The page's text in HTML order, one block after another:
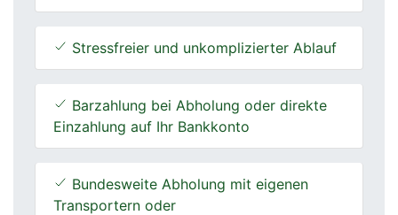
Stressfreier und unkomplizierter Ablauf
Barzahlung bei Abholung oder direkte
Einzahlung auf Ihr Bankkonto
Bundesweite Abholung mit eigenen
Transportern oder